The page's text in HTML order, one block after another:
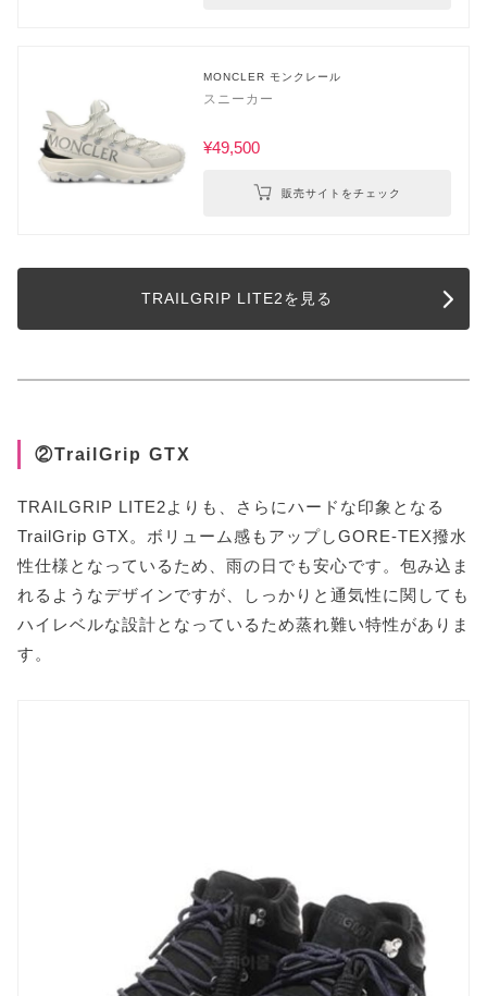
MONCLER モンクレール
スニーカー
¥49,500
販売サイトをチェック
TRAILGRIP LITE2を見る
②TrailGrip GTX
TRAILGRIP LITE2よりも、さらにハードな印象となる
TrailGrip GTX。ボリューム感もアップしGORE-TEX撥水
性仕様となっているため、雨の日でも安心です。包み込ま
れるようなデザインですが、しっかりと通気性に関しても
ハイレベルな設計となっているため蒸れ難い特性がありま
す。